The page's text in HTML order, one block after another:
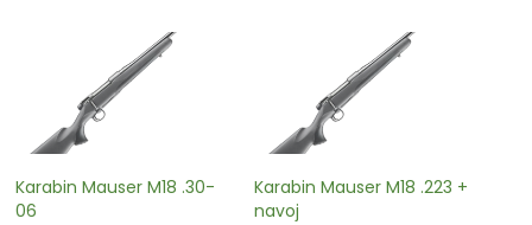
Karabin Mauser M18 .30-
06
Karabin Mauser M18 .223 +
navoj